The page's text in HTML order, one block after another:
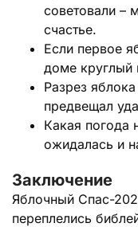
советовали –
счастье.
Если первое
доме круглый
Разрез
предвещал
Какая погода
ожидалась и
Заключение
Яблочный Спас-
переплелись